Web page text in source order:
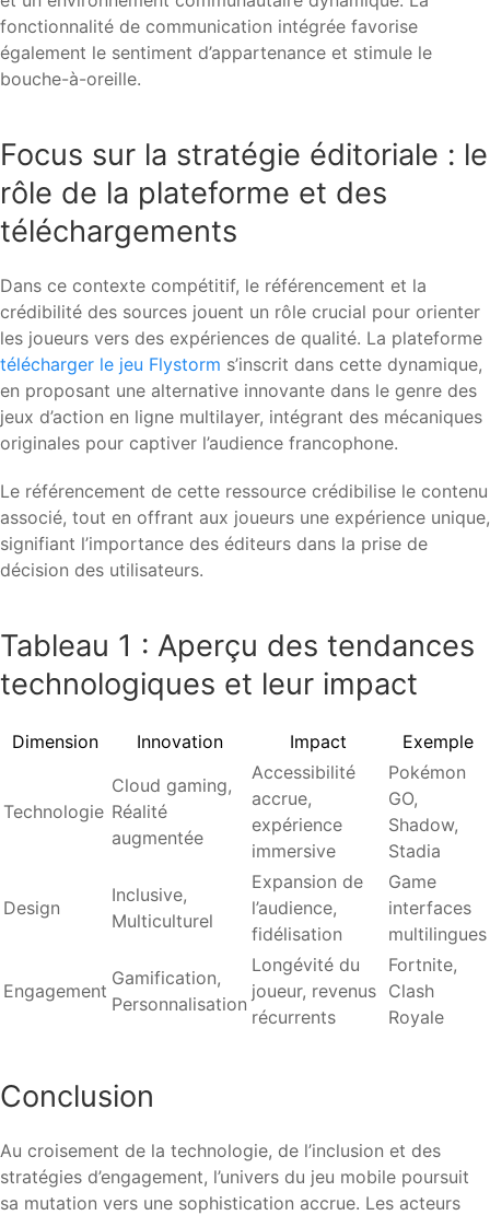
fonctionnalité de communication intégrée favorise
également le sentiment d’appartenance et stimule le
bouche-à-oreille.
Focus sur la stratégie éditoriale : le
rôle de la plateforme et des
téléchargements
Dans ce contexte compétitif, le référencement et la
crédibilité des sources jouent un rôle crucial pour orienter
les joueurs vers des expériences de qualité. La plateforme
télécharger le jeu Flystorm s’inscrit dans cette dynamique,
en proposant une alternative innovante dans le genre des
jeux d’action en ligne multilayer, intégrant des mécaniques
originales pour captiver l’audience francophone.
Le référencement de cette ressource crédibilise le contenu
associé, tout en offrant aux joueurs une expérience unique,
signifiant l’importance des éditeurs dans la prise de
décision des utilisateurs.
Tableau 1 : Aperçu des tendances
technologiques et leur impact
Dimension Innovation Impact Exemple
Technologie
Cloud gaming,
Réalité
augmentée
Accessibilité
accrue,
expérience
immersive
Pokémon
GO,
Shadow,
Stadia
Design
Inclusive,
Multiculturel
Expansion de
l’audience,
fidélisation
Game
interfaces
multilingues
Engagement
Gamification,
Personnalisation
Longévité du
joueur, revenus
récurrents
Fortnite,
Clash
Royale
Conclusion
Au croisement de la technologie, de l’inclusion et des
stratégies d’engagement, l’univers du jeu mobile poursuit
sa mutation vers une sophistication accrue. Les acteurs